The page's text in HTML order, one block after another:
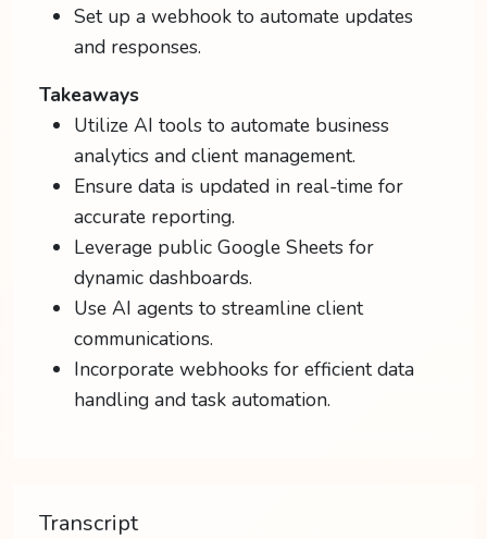
Set up a webhook to automate updates
and responses.
Takeaways
Utilize AI tools to automate business
analytics and client management.
Ensure data is updated in real-time for
accurate reporting.
Leverage public Google Sheets for
dynamic dashboards.
Use AI agents to streamline client
communications.
Incorporate webhooks for efficient data
handling and task automation.
Transcript